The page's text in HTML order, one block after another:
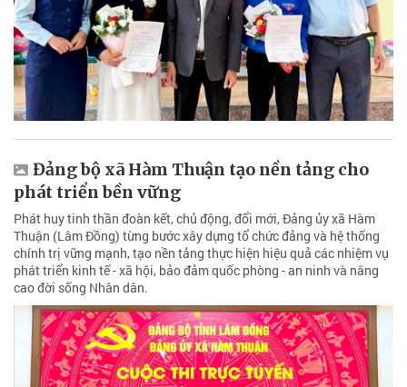
Đảng bộ xã Hàm Thuận tạo nền tảng cho
phát triển bền vững
Phát huy tinh thần đoàn kết, chủ động, đổi mới, Đảng ủy xã Hàm
Thuận (Lâm Đồng) từng bước xây dựng tổ chức đảng và hệ thống
chính trị vững mạnh, tạo nền tảng thực hiện hiệu quả các nhiệm vụ
phát triển kinh tế - xã hội, bảo đảm quốc phòng - an ninh và nâng
cao đời sống Nhân dân.